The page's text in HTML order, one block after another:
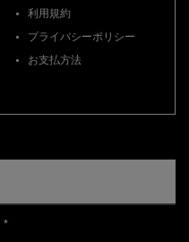
利用規約
プライバシーポリシー
お支払方法
*